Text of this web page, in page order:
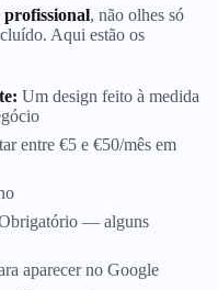
profissional, não olhes só
Aqui estão os
Um design feito à medida
entre €5 e €50/mês em
— alguns
aparecer no Google